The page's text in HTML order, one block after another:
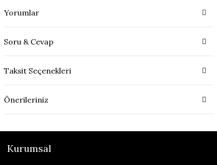
Yorumlar
Soru & Cevap
Taksit Seçenekleri
Önerileriniz
Kurumsal